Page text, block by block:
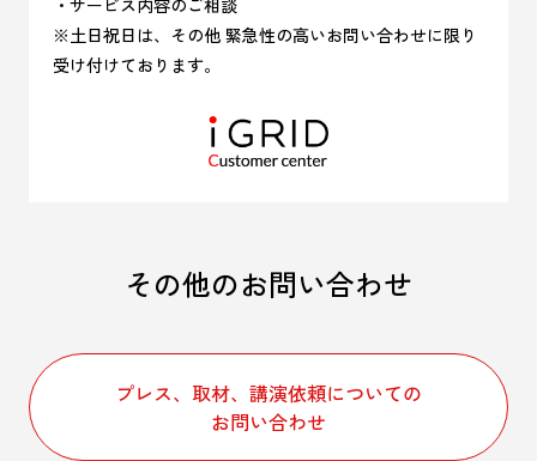
・サービス内容のご相談
※土日祝日は、その他 緊急性の高いお問い合わせに限り
受け付けております。
その他のお問い合わせ
プレス、取材、講演依頼についての
お問い合わせ